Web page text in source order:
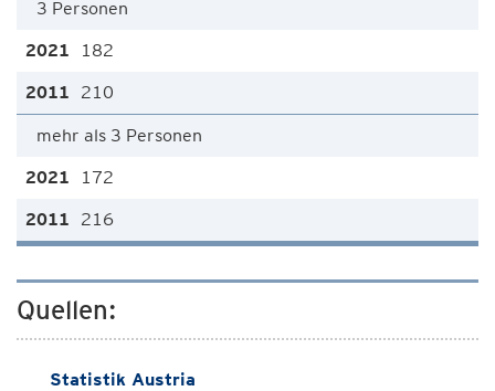
3 Personen
182
210
mehr als 3 Personen
172
216
Quellen:
Statistik Austria